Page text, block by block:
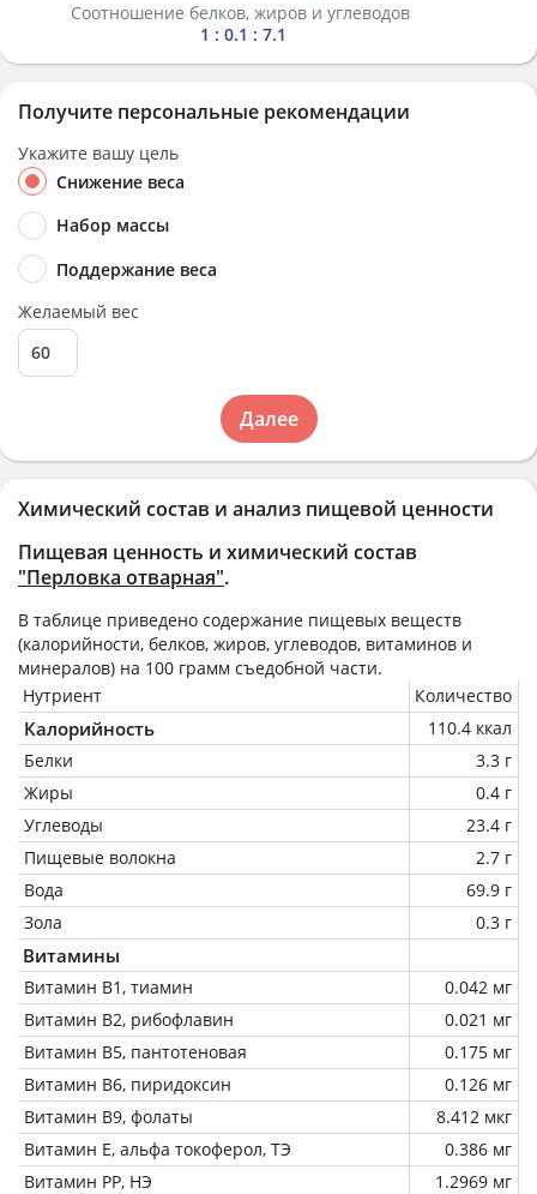
Химический состав и анализ пищевой ценности
Пищевая ценность и химический состав
"Перловка отварная".
В таблице приведено содержание пищевых веществ
(калорийности, белков, жиров, углеводов, витаминов и
минералов) на 100 грамм съедобной части.
Нутриент
Количество
Калорийность
110.4 ккал
Белки
3.3 г
Жиры
0.4 г
Углеводы
23.4 г
Пищевые волокна
2.7 г
Вода
69.9 г
Зола
0.3 г
Витамины
Витамин В1, тиамин
0.042 мг
Витамин В2, рибофлавин
0.021 мг
Витамин В5, пантотеновая
0.175 мг
Витамин В6, пиридоксин
0.126 мг
Витамин В9, фолаты
8.412 мкг
Витамин Е, альфа токоферол, ТЭ
0.386 мг
Витамин РР, НЭ
1.2969 мг
Соотношение белков, жиров и углеводов
1 : 0.1 : 7.1
Получите персональные рекомендации
Укажите вашу цель
Снижение веса
Набор массы
Поддержание веса
Желаемый вес
Далее